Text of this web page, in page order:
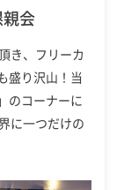
会
き、フリーカ
盛り沢山！当
のコーナーに
に一つだけの